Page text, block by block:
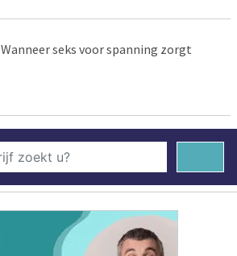
Wanneer seks voor spanning zorgt